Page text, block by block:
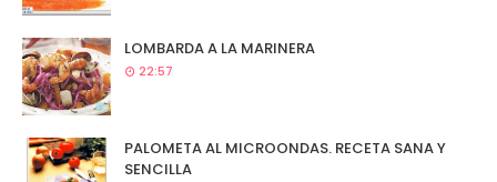
LOMBARDA A LA MARINERA
22:57
PALOMETA AL MICROONDAS. RECETA SANA Y
SENCILLA